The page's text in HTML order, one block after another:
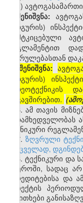
ყ)
შენიშვნა:
სადგურის)
დამტკიცებული
რეგლამენტით
შესრულებასთან
[შენიშვნა:
სადგურის)
ვიდეოტექნიკის
დაკავშირებით.
6. ამ თავის
ტექნიკური
7. ზღვრული
შემცველად,
8. ტექნიკური და
სფეროში, სადაც
აკრედიტებისა და
ობიექტის
საკითხები